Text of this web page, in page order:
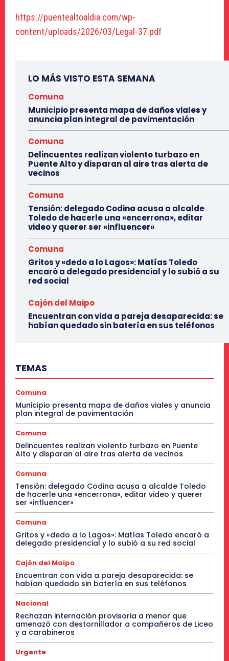
https://puentealtoaldia.com/wp-
content/uploads/2026/03/Legal-37.pdf
LO MÁS VISTO ESTA SEMANA
Comuna
Municipio presenta mapa de daños viales y
anuncia plan integral de pavimentación
Comuna
Delincuentes realizan violento turbazo en
Puente Alto y disparan al aire tras alerta de
vecinos
Comuna
Tensión: delegado Codina acusa a alcalde
Toledo de hacerle una «encerrona», editar
video y querer ser «influencer»
Comuna
Gritos y «dedo a lo Lagos»: Matías Toledo
encaró a delegado presidencial y lo subió a su
red social
Cajón del Maipo
Encuentran con vida a pareja desaparecida: se
habían quedado sin batería en sus teléfonos
TEMAS
Comuna
Municipio presenta mapa de daños viales y anuncia
plan integral de pavimentación
Comuna
Delincuentes realizan violento turbazo en Puente
Alto y disparan al aire tras alerta de vecinos
Comuna
Tensión: delegado Codina acusa a alcalde Toledo
de hacerle una «encerrona», editar video y querer
ser «influencer»
Comuna
Gritos y «dedo a lo Lagos»: Matías Toledo encaró a
delegado presidencial y lo subió a su red social
Cajón del Maipo
Encuentran con vida a pareja desaparecida: se
habían quedado sin batería en sus teléfonos
Nacional
Rechazan internación provisoria a menor que
amenazó con destornillador a compañeros de Liceo
y a carabineros
Urgente